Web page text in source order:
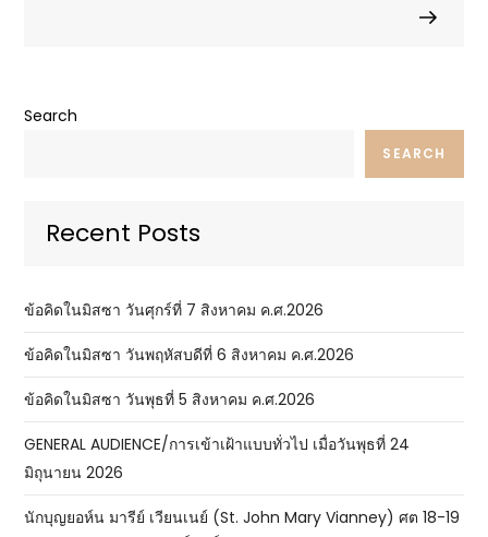
Search
SEARCH
Recent Posts
ข้อคิดในมิสซา วันศุกร์ที่ 7 สิงหาคม ค.ศ.2026
ข้อคิดในมิสซา วันพฤหัสบดีที่ 6 สิงหาคม ค.ศ.2026
ข้อคิดในมิสซา วันพุธที่ 5 สิงหาคม ค.ศ.2026
GENERAL AUDIENCE/การเข้าเฝ้าแบบทั่วไป เมื่อวันพุธที่ 24
มิถุนายน 2026
นักบุญยอห์น มารีย์ เวียนเนย์ (St. John Mary Vianney) ศต 18-19